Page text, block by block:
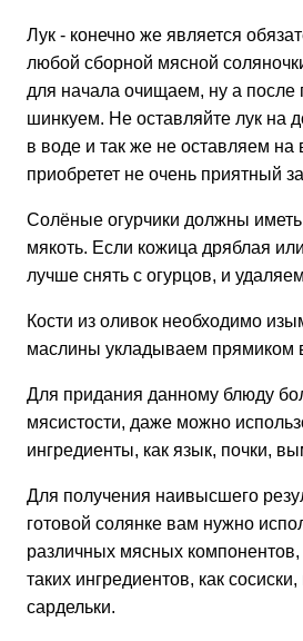
Лук - конечно же является
любой сборной мясной
для начала очищаем, ну а
шинкуем. Не оставляйте лук на
в воде и так же не оставляем на
приобретет не очень приятный
Солёные огурчики должны
мякоть. Если кожица дряблая
лучше снять с огурцов, и
Кости из оливок необходимо
маслины укладываем прямиком
Для придания данному блюду
мясистости, даже можно
ингредиенты, как язык, почки,
Для получения наивысшего
готовой солянке вам нужно
различных мясных
таких ингредиентов, как
сардельки.